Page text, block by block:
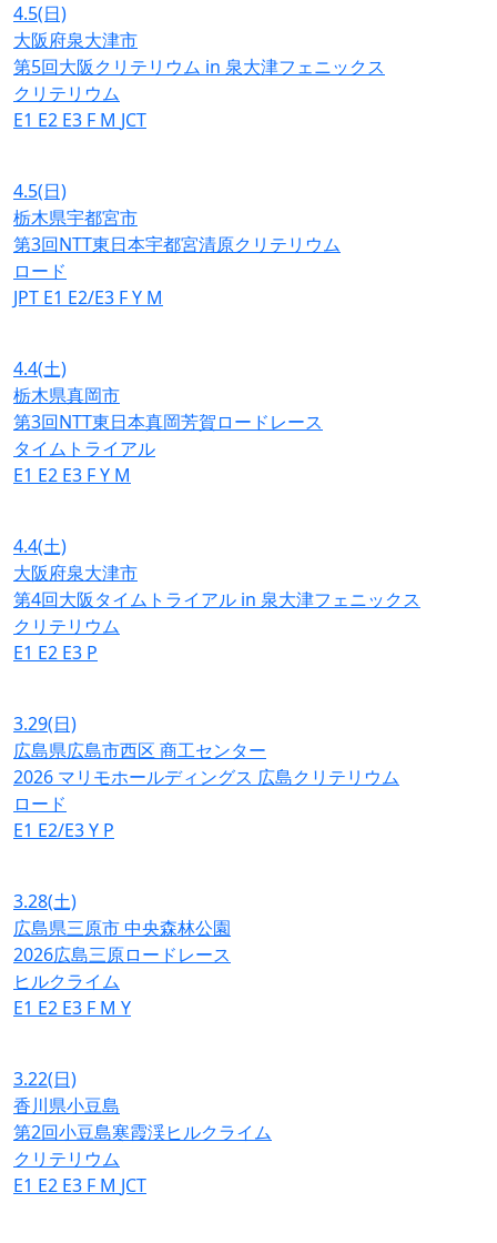
4.5(日)
大阪府泉大津市
第5回大阪クリテリウム in 泉大津フェニックス
クリテリウム
E1 E2 E3 F M JCT
4.5(日)
栃木県宇都宮市
第3回NTT東日本宇都宮清原クリテリウム
ロード
JPT E1 E2/E3 FY M
4.4(土)
栃木県真岡市
第3回NTT東日本真岡芳賀ロードレース
タイムトライアル
E1 E2 E3 FY M
4.4(土)
大阪府泉大津市
第4回大阪タイムトライアル in 泉大津フェニックス
クリテリウム
E1 E2 E3 P
3.29(日)
広島県広島市西区 商工センター
2026 マリモホールディングス 広島クリテリウム
ロード
E1 E2/E3Y P
3.28(土)
広島県三原市 中央森林公園
2026広島三原ロードレース
ヒルクライム
E1 E2 E3 F M Y
3.22(日)
香川県小豆島
第2回小豆島寒霞渓ヒルクライム
クリテリウム
E1 E2 E3 F M JCT